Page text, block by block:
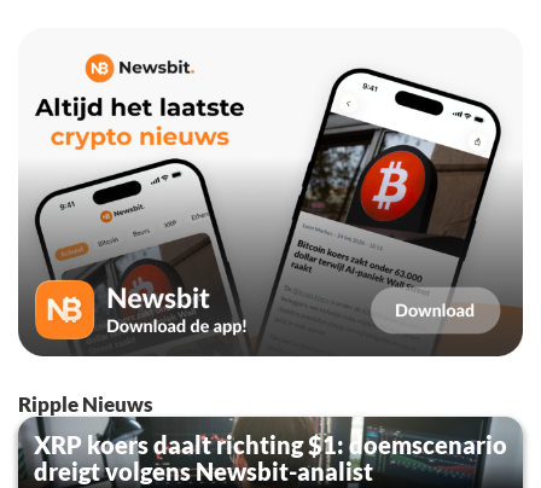
Ripple Nieuws
XRP koers daalt richting $1: doemscenario
dreigt volgens Newsbit-analist